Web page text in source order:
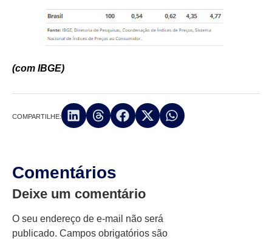
(com IBGE)
COMPARTILHE:
Comentários
Deixe um comentário
O seu endereço de e-mail não será
publicado. Campos obrigatórios são